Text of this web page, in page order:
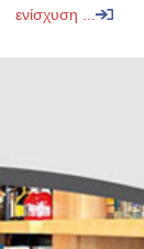
ενίσχυση ...